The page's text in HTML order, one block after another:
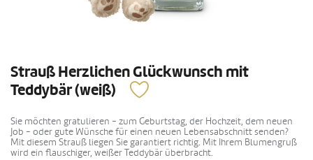
Strauß Herzlichen Glückwunsch mit
Teddybär (weiß)
Sie möchten gratulieren - zum Geburtstag, der Hochzeit, dem neuen
Job - oder gute Wünsche für einen neuen Lebensabschnitt senden?
Mit diesem Strauß liegen Sie garantiert richtig. Mit Ihrem Blumengruß
wird ein flauschiger, weißer Teddybär überbracht.